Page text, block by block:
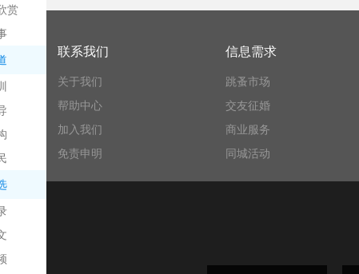
赏
平
联系我们
关于我们
帮助中心
加入我们
免责申明
信息需求
跳蚤市场
交友征婚
商业服务
同城活动